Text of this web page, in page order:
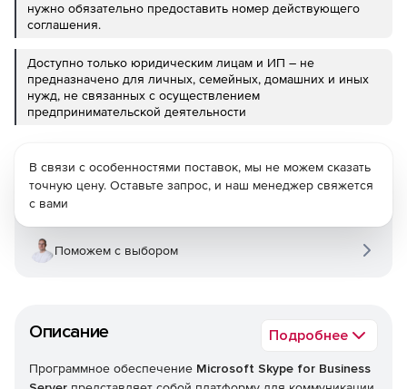
нужно обязательно предоставить номер действующего
соглашения.
Доступно только юридическим лицам и ИП – не
предназначено для личных, семейных, домашних и иных
нужд, не связанных с осуществлением
предпринимательской деятельности
Описание Подробнее
Программное обеспечение Microsoft Skype for Business
В связи с особенностями поставок, мы не можем сказать
точную цену. Оставьте запрос, и наш менеджер свяжется
с вами
Поможем с выбором